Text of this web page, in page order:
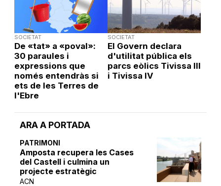
ARA A PORTADA
PATRIMONI
Amposta recupera les Cases
del Castell i culmina un
projecte estratègic
ACN
SOCIETAT
De «tat» a «poval»:
30 paraules i
expressions que
només entendràs si
ets de les Terres de
l'Ebre
SOCIETAT
El Govern declara
d'utilitat pública els
parcs eòlics Tivissa III
i Tivissa IV